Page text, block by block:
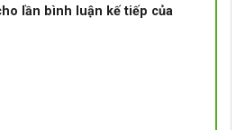
lần bình luận kế tiếp của